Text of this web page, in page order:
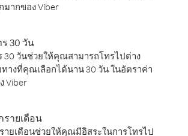
มากของ Viber
30 วัน
30 วันช่วยให้คุณสามารถโทรไปต่าง
างที่คุณเลือกได้นาน 30 วัน ในอัตราค่า
Viber
ายเดือน
ายเดือนช่วยให้คุณมีอิสระในการโทรไป